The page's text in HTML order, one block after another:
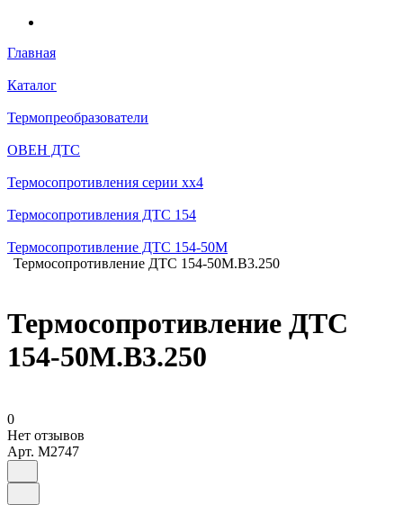
Главная
Каталог
Термопреобразователи
ОВЕН ДТС
Термосопротивления серии хх4
Термосопротивления ДТС 154
Термосопротивление ДТС 154-50М
Термосопротивление ДТС 154-50М.В3.250
Термосопротивление ДТС
154-50М.В3.250
0
Нет отзывов
Арт. M2747